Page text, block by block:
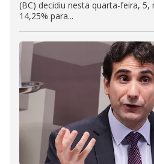
(BC) decidiu nesta quarta-feira, 5,
14,25% para...